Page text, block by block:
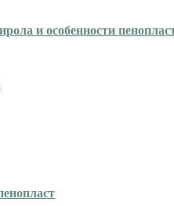
и особенности